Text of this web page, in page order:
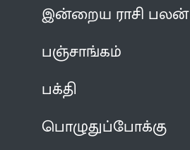
இன்றைய ராசி பலன்
பஞ்சாங்கம்
பக்தி
பொழுதுப்போக்கு